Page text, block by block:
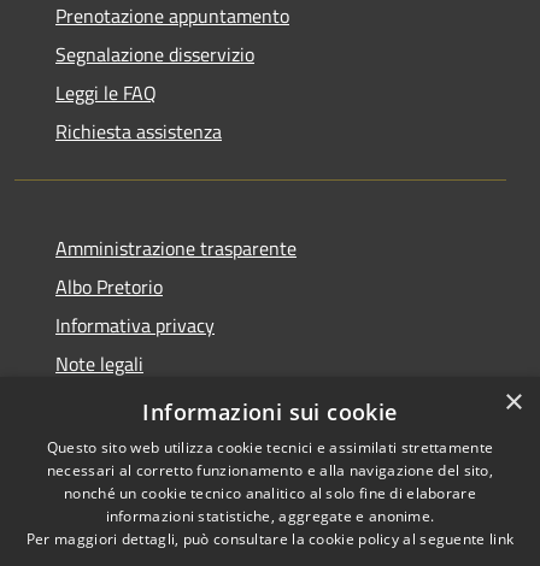
Prenotazione appuntamento
Segnalazione disservizio
Leggi le FAQ
Richiesta assistenza
Amministrazione trasparente
Albo Pretorio
Informativa privacy
Note legali
Dichiarazione di accessibilità
Accessibilità
Copyright © 2026 • Comune di
Guardia Piemontese • Powered
×
Informazioni sui cookie
Questo sito web utilizza cookie tecnici e assimilati strettamente
necessari al corretto funzionamento e alla navigazione del sito,
nonché un cookie tecnico analitico al solo fine di elaborare
informazioni statistiche, aggregate e anonime.
Per maggiori dettagli, può consultare la cookie policy al seguente link